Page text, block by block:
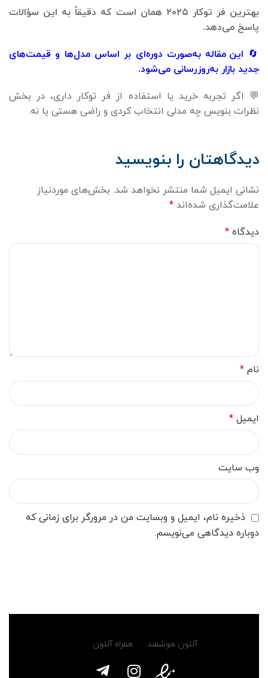
بهترین فر توکار ۲۰۲۵ همان است که دقیقاً به این سؤالات
پاسخ می‌دهد.
🔄 این مقاله به‌صورت دوره‌ای بر اساس مدل‌ها و قیمت‌های
جدید بازار به‌روزرسانی می‌شود.
💬 اگر تجربه خرید یا استفاده از فر توکار داری، در بخش
نظرات بنویس چه مدلی انتخاب کردی و راضی هستی یا نه.
دیدگاهتان را بنویسید
نشانی ایمیل شما منتشر نخواهد شد. بخش‌های موردنیاز
علامت‌گذاری شده‌اند *
دیدگاه *
نام *
ایمیل *
وب‌ سایت
ذخیره نام، ایمیل و وبسایت من در مرورگر برای زمانی که
دوباره دیدگاهی می‌نویسم.
آلتون هوشمند همراه آلتون